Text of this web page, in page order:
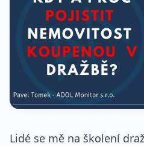
Lidé se mě na školení